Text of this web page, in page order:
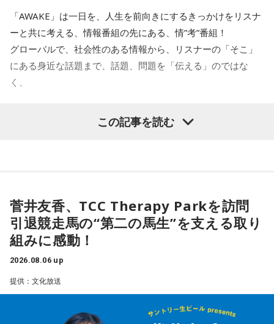
チェックする 「サマーソニック・ガイド2026」。
木曜はTokyo Day-3（8月16日（日））のラインナップに注
目！
など内容盛りだくさん！
毎週月～木曜日19:00～20:39
DJ：門脇知子
mail:ixp@bayfm.co.jp
#bayfmixp
「AWAKE」は一日を、人生を前向きにするきっかけをリスナ
ーと共に考える、情報番組の先にある、情”考”番組！
グローバルで、社会性のある情報から、リスナーの「そこ」
にある身近な話題まで、話題、問題を「伝える」のではな
く、
金曜日担当DJはBAYFMでもおなじみの、柴田幸子。
＜8月10日(月)のTOPICS＞
山の日直前！登山芸人・桜花さんも登場！
りやすくアプローチします。
この記事を読む
菅井友香、TCC Therapy Parkを訪問
引退競走馬の“第二の馬生”を支える取り
組みに感動！
2026.08.06 up
提供：文化放送